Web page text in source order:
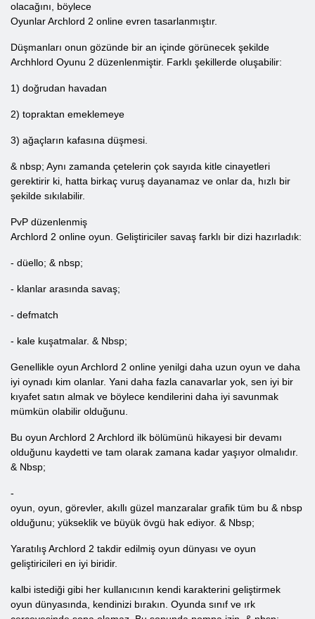
olacağını, böylece
Oyunlar Archlord 2 online evren tasarlanmıştır.
Düşmanları onun gözünde bir an içinde görünecek şekilde
Archhlord Oyunu 2 düzenlenmiştir. Farklı şekillerde oluşabilir:
1) doğrudan havadan
2) topraktan emeklemeye
3) ağaçların kafasına düşmesi.
& nbsp; Aynı zamanda çetelerin çok sayıda kitle cinayetleri
gerektirir ki, hatta birkaç vuruş dayanamaz ve onlar da, hızlı bir
şekilde sıkılabilir.
PvP düzenlenmiş
Archlord 2 online oyun. Geliştiriciler savaş farklı bir dizi hazırladık:
- düello; & nbsp;
- klanlar arasında savaş;
- defmatch
- kale kuşatmalar. & Nbsp;
Genellikle oyun Archlord 2 online yenilgi daha uzun oyun ve daha
iyi oynadı kim olanlar. Yani daha fazla canavarlar yok, sen iyi bir
kıyafet satın almak ve böylece kendilerini daha iyi savunmak
mümkün olabilir olduğunu.
Bu oyun Archlord 2 Archlord ilk bölümünü hikayesi bir devamı
olduğunu kaydetti ve tam olarak zamana kadar yaşıyor olmalıdır.
& Nbsp;
-
oyun, oyun, görevler, akıllı güzel manzaralar grafik tüm bu & nbsp
olduğunu; yükseklik ve büyük övgü hak ediyor. & Nbsp;
Yaratılış Archlord 2 takdir edilmiş oyun dünyası ve oyun
geliştiricileri en iyi biridir.
kalbi istediği gibi her kullanıcının kendi karakterini geliştirmek
oyun dünyasında, kendinizi bırakın. Oyunda sınıf ve ırk